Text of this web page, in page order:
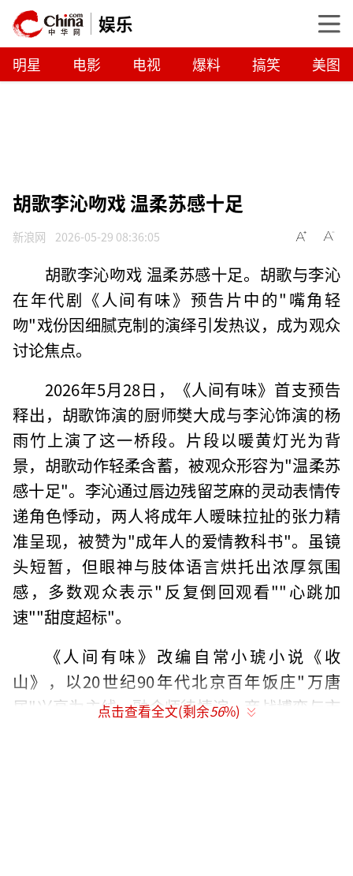
娱乐
明星 电影 电视 爆料 搞笑 美图
胡歌李沁吻戏 温柔苏感十足
新浪网 2026-05-29 08:36:05
胡歌李沁吻戏 温柔苏感十足。胡歌与李沁
在年代剧《人间有味》预告片中的"嘴角轻
吻"戏份因细腻克制的演绎引发热议，成为观众
讨论焦点。
2026年5月28日，《人间有味》首支预告
释出，胡歌饰演的厨师樊大成与李沁饰演的杨
雨竹上演了这一桥段。片段以暖黄灯光为背
景，胡歌动作轻柔含蓄，被观众形容为"温柔苏
感十足"。李沁通过唇边残留芝麻的灵动表情传
递角色悸动，两人将成年人暧昧拉扯的张力精
准呈现，被赞为"成年人的爱情教科书"。虽镜
头短暂，但眼神与肢体语言烘托出浓厚氛围
感，多数观众表示"反复倒回观看""心跳加
速""甜度超标"。
《人间有味》改编自常小琥小说《收
山》，以20世纪90年代北京百年饭庄"万唐
居"兴衰为主线，融合师徒情谊、商战博弈与市
点击查看全文(剩余56%)